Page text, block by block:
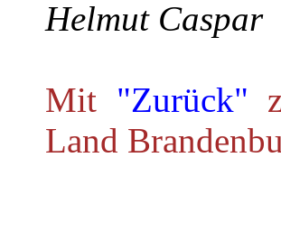
Helmut Caspar
Mit "Zurück"
Land